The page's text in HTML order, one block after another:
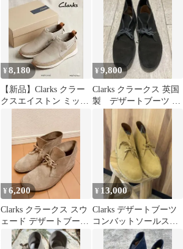
¥8,180
【新品】Clarks クラー
クスエイストン ミッド
¥9,800
Clarks クラークス 英国
製 デザートブーツ ブ
ラック スエード
¥6,200
Clarks クラークス スウ
ェード デザートブーツ
ベージュ系 27.5cm
¥ 13,000
Clarks デザートブーツ
コンバットソールスウ
ェード新品未使用
28.5cm